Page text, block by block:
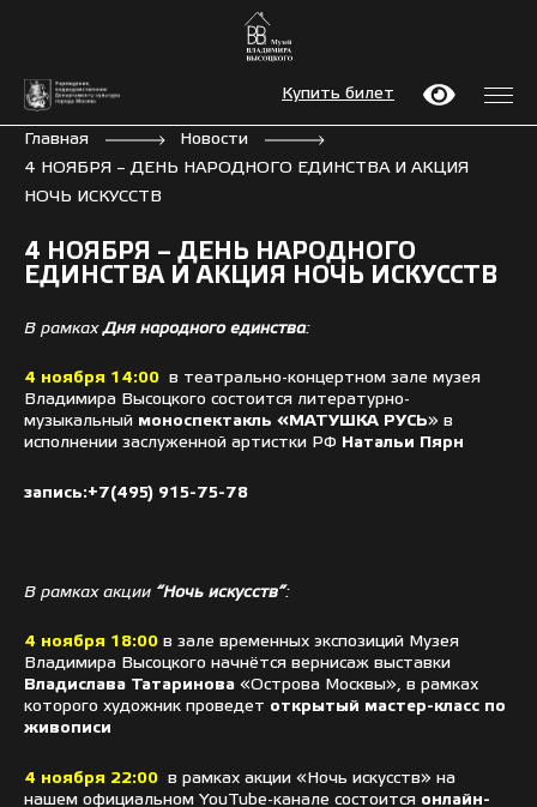
Купить билет
Главная
Новости
4 НОЯБРЯ – ДЕНЬ НАРОДНОГО ЕДИНСТВА И АКЦИЯ
НОЧЬ ИСКУССТВ
4 НОЯБРЯ – ДЕНЬ НАРОДНОГО
ЕДИНСТВА И АКЦИЯ НОЧЬ ИСКУССТВ
В рамкахДня народного единства:
4 ноября 14:00
в театрально-концертном зале музея
Владимира Высоцкого состоится литературно-
музыкальный моноспектакль «МАТУШКА РУСЬ» в
исполнении заслуженной артистки РФ
Натальи Пярн
запись:+7(495) 915-75-78
В рамках акции “Ночь искусств”:
4 ноября 18:00 в зале временных экспозиций Музея
Владимира Высоцкого начнётся вернисаж выставки
Владислава Татаринова «Острова Москвы», в рамках
которого художник проведет открытый мастер-класс по
живописи
4 ноября 22:00 в рамках акции «Ночь искусств» на
нашем официальном YouTube-канале состоится онлайн-